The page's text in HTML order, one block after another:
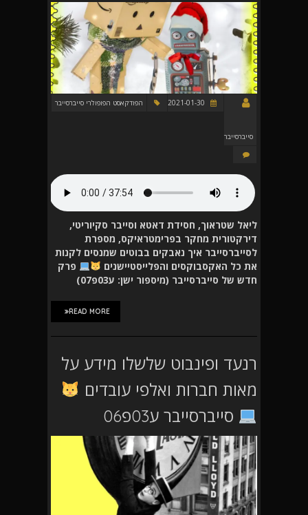
סייברסייבר
הפודקאסט הפופולרי סייברסייבר
ליאל שטראוך, חסידת דאטא וסייבר סקיוריטי,
דירקטורית מחקר בפרימטראיקס, מספרת
לסייברסייבר איך נאבקים בבוטים שמנסים לקנות
את כל האקסבוקסים והפלייסטיישנים
פרק
חדש של סייברסייבר (מיספור ישן: ע03פ07)
READ MORE
רנעד ופינבוט שלשלו מידע על
מאות חברות ואלפי עובדים
סייברסייבר ע03פ06